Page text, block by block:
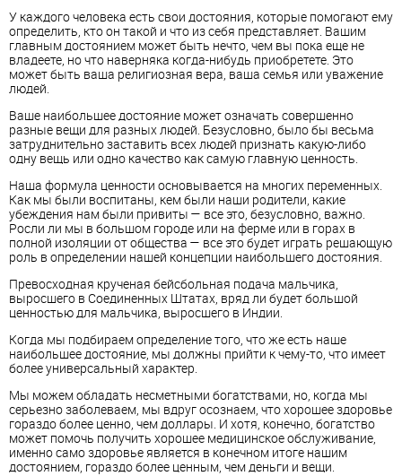
У каждого человека есть свои достояния, которые помогают ему
определить, кто он такой и что из себя представляет. Вашим
главным достоянием может быть нечто, чем вы пока еще не
владеете, но что наверняка когда-нибудь приобретете. Это
может быть ваша религиозная вера, ваша семья или уважение
людей.
Ваше наибольшее достояние может означать совершенно
разные вещи для разных людей. Безусловно, было бы весьма
затруднительно заставить всех людей признать какую-либо
одну вещь или одно качество как самую главную ценность.
Наша формула ценности основывается на многих переменных.
Как мы были воспитаны, кем были наши родители, какие
убеждения нам были привиты — все это, безусловно, важно.
Росли ли мы в большом городе или на ферме или в горах в
полной изоляции от общества — все это будет играть решающую
роль в определении нашей концепции наибольшего достояния.
Превосходная крученая бейсбольная подача мальчика,
выросшего в Соединенных Штатах, вряд ли будет большой
ценностью для мальчика, выросшего в Индии.
Когда мы подбираем определение того, что же есть наше
наибольшее достояние, мы должны прийти к чему-то, что имеет
более универсальный характер.
Мы можем обладать несметными богатствами, но, когда мы
серьезно заболеваем, мы вдруг осознаем, что хорошее здоровье
гораздо более ценно, чем доллары. И хотя, конечно, богатство
может помочь получить хорошее медицинское обслуживание,
именно само здоровье является в конечном итоге нашим
достоянием, гораздо более ценным, чем деньги и вещи.